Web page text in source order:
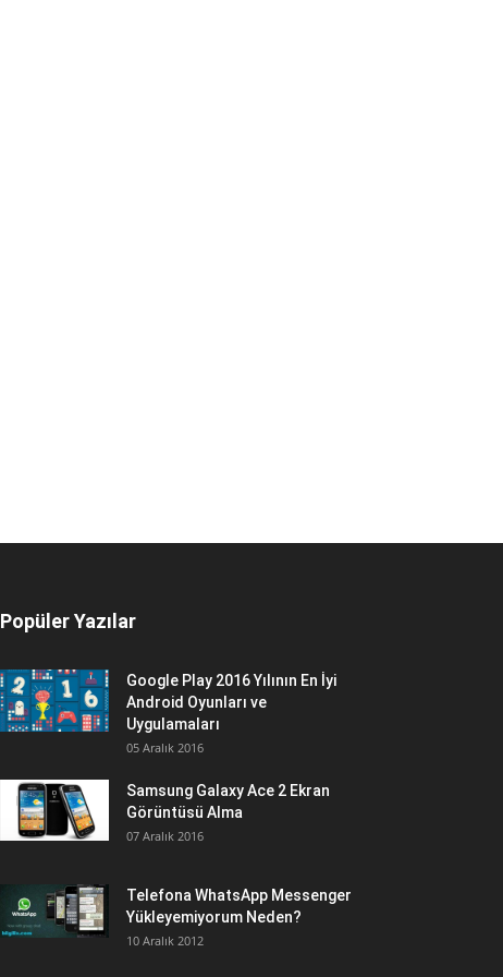
Popüler Yazılar
Google Play 2016 Yılının En İyi
Android Oyunları ve
Uygulamaları
05 Aralık 2016
Samsung Galaxy Ace 2 Ekran
Görüntüsü Alma
07 Aralık 2016
Telefona WhatsApp Messenger
Yükleyemiyorum Neden?
10 Aralık 2012